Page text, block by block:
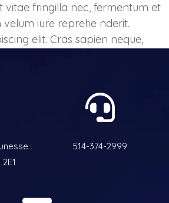
vitae fringilla nec, fermentum et
velum iure reprehe nderit.
elit. Cras sapien neque,
514-374-2999